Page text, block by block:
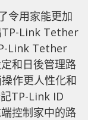
令用家能更加
TP-Link Tether
Link Tether
和日後管理路
作更人性化和
TP-Link ID
控制家中的路